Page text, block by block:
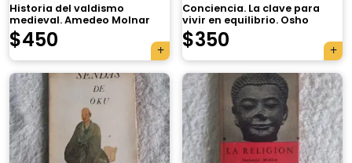
Historia del valdismo
medieval. Amedeo Molnar
$450
Conciencia. La clave para
vivir en equilibrio. Osho
$350